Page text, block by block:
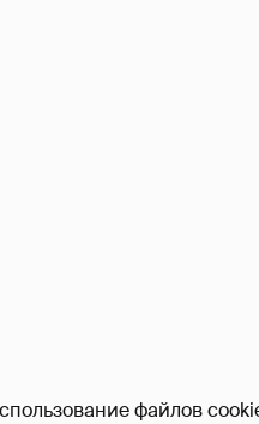
файлов